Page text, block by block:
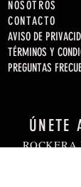
NOSOTROS
CONTACTO
AVISO DE
TÉRMINOS Y
PREGUNTAS
ÚNETE